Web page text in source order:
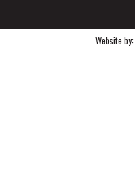
Website by: